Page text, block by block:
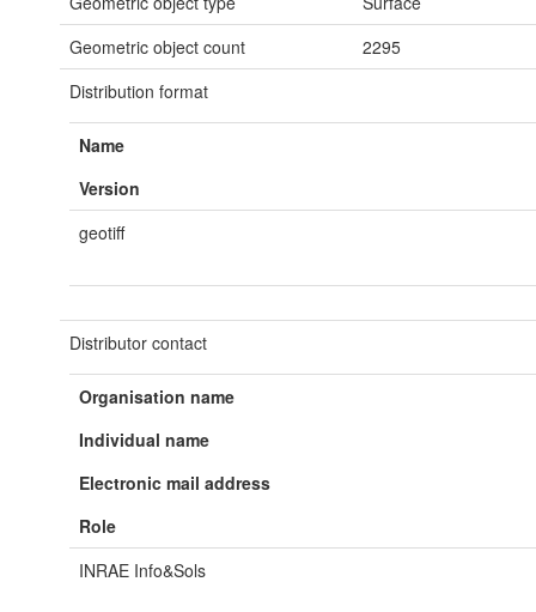
Geometric object count
2295
Distribution format
Name
Version
geotiff
Distributor contact
Organisation name
Individual name
Electronic mail address
Role
INRAE Info&Sols